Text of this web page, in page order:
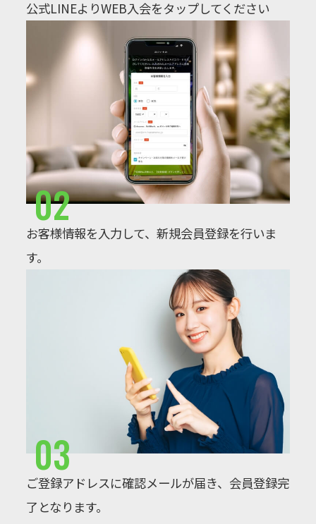
公式LINEよりWEB入会をタップしてください
02
お客様情報を入力して、新規会員登録を行いま
す。
03
ご登録アドレスに確認メールが届き、会員登録完
了となります。